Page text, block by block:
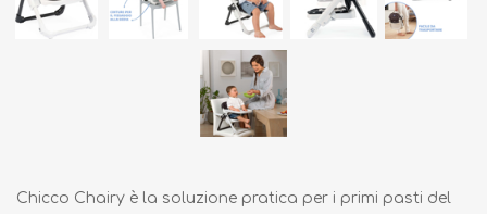
Chicco Chairy è la soluzione pratica per i primi pasti del